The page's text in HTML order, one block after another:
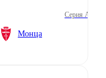
Серия А
Монца